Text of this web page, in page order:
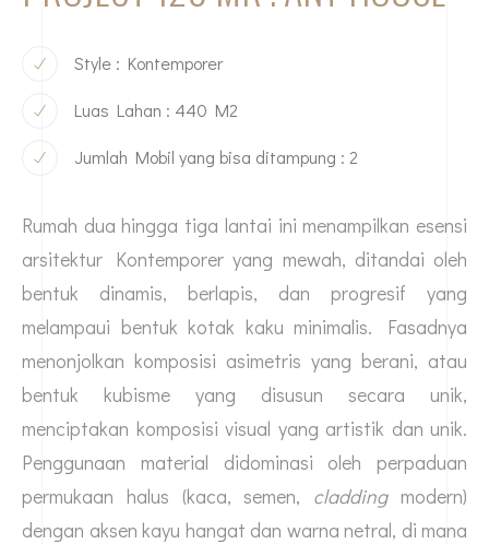
Style : Kontemporer
Luas Lahan : 440 M2
Jumlah Mobil yang bisa ditampung : 2
Rumah dua hingga tiga lantai ini menampilkan esensi
arsitektur Kontemporer yang mewah, ditandai oleh
bentuk dinamis, berlapis, dan progresif yang
melampaui bentuk kotak kaku minimalis. Fasadnya
menonjolkan komposisi asimetris yang berani, atau
bentuk kubisme yang disusun secara unik,
menciptakan komposisi visual yang artistik dan unik.
Penggunaan material didominasi oleh perpaduan
permukaan halus (kaca, semen, claddingmodern)
dengan aksen kayu hangat dan warna netral, di mana